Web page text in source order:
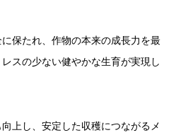
保たれ、作物の本来の成長力を最
スの少ない健やかな生育が実現し
上し、安定した収穫につながるメ